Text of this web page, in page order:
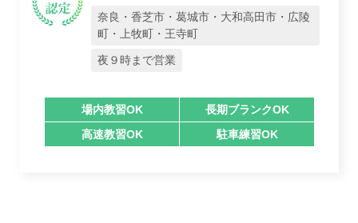
奈良・香芝市・葛城市・大和高田市・広陵
町・上牧町・王寺町
夜９時まで営業
場内教習OK
長期ブランクOK
高速教習OK
駐車練習OK